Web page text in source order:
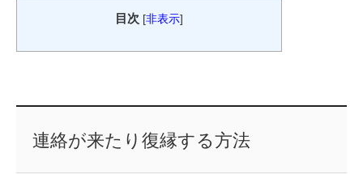
目次 [非表示]
連絡が来たり復縁する方法